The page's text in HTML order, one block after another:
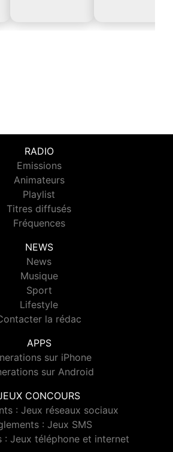
RADIO
Emissions
Animateurs
Playlist
Titres diffusés
Fréquences
NEWS
News
Musique
Sport
Lifestyle
la rédac
APPS
sur iPhone
sur Android
CONCOURS
: Jeux réseaux sociaux
: Jeux SMS
: Jeux téléphone et internet